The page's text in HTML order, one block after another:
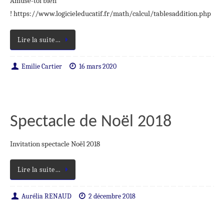
! https://www.logicieleducatif.fr/math/calcul/tablesaddition.php
Lire la suite…
Emilie Cartier 16 mars 2020
Spectacle de Noël 2018
Invitation spectacle Noël 2018
Lire la suite…
Aurélia RENAUD 2 décembre 2018